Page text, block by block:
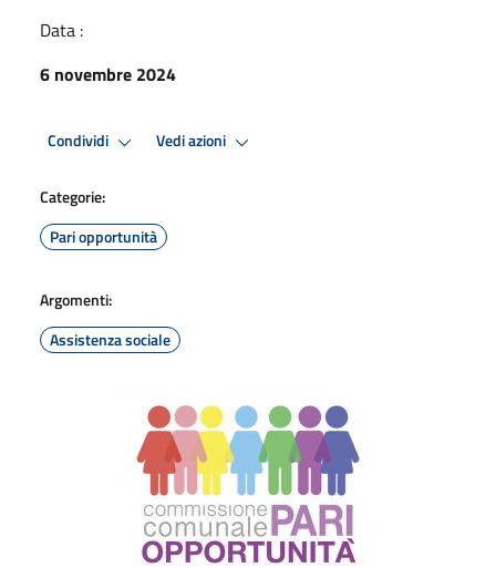
Data :
6 novembre 2024
Condividi Vedi azioni
Categorie:
Pari opportunità
Argomenti:
Assistenza sociale